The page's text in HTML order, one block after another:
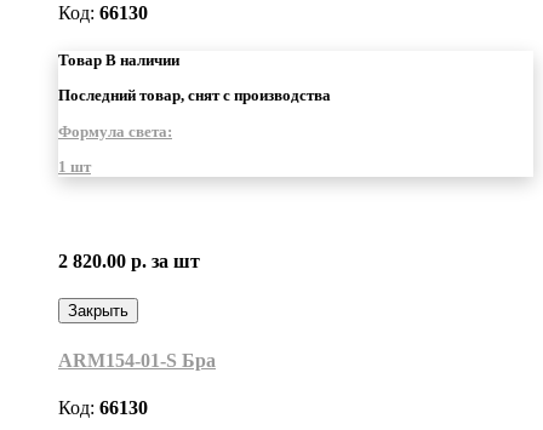
Код: 66130
Товар В наличии
Последний товар, снят с производства
Формула света:
1 шт
2 820.00 р. за шт
Закрыть
ARM154-01-S Бра
Код: 66130